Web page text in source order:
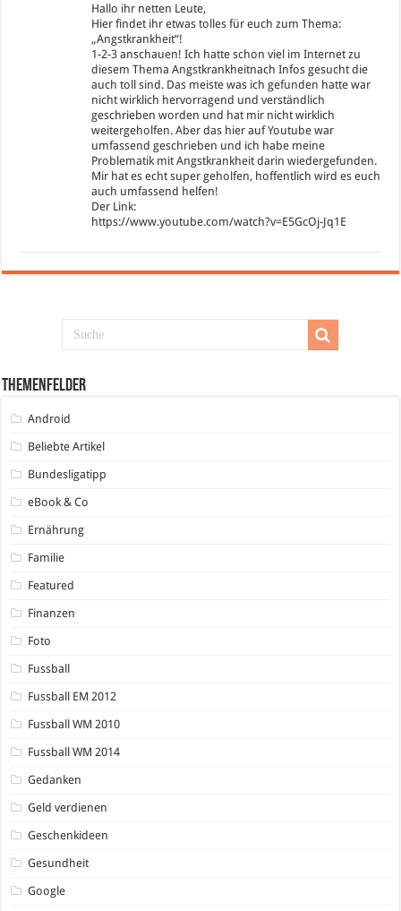
Hallo ihr netten Leute,
Hier findet ihr etwas tolles für euch zum Thema:
„Angstkrankheit“!
1-2-3 anschauen! Ich hatte schon viel im Internet zu
diesem Thema Angstkrankheitnach Infos gesucht die
auch toll sind. Das meiste was ich gefunden hatte war
nicht wirklich hervorragend und verständlich
geschrieben worden und hat mir nicht wirklich
weitergeholfen. Aber das hier auf Youtube war
umfassend geschrieben und ich habe meine
Problematik mit Angstkrankheit darin wiedergefunden.
Mir hat es echt super geholfen, hoffentlich wird es euch
auch umfassend helfen!
Der Link:
https://www.youtube.com/watch?v=E5GcOj-Jq1E
Themenfelder
Android
Beliebte Artikel
Bundesligatipp
eBook & Co
Ernährung
Familie
Featured
Finanzen
Foto
Fussball
Fussball EM 2012
Fussball WM 2010
Fussball WM 2014
Gedanken
Geld verdienen
Geschenkideen
Gesundheit
Google